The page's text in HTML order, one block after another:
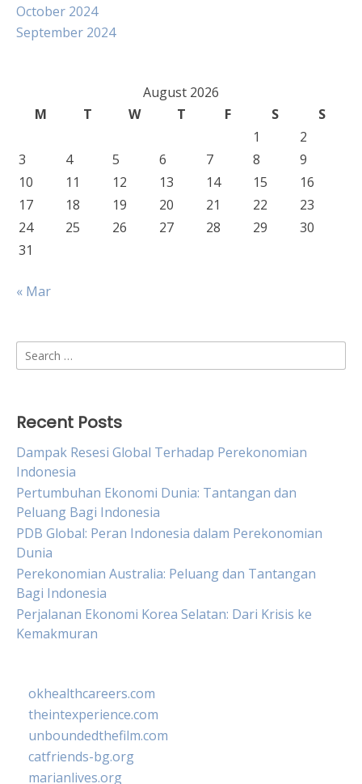
October 2024
September 2024
August 2026
M
T W T F S
S
1
2
3
4 5 6 7 8
9
10
11 12 13 14 15
16
17
18 19 20 21 22
23
24
25 26 27 28 29
30
31
« Mar
Search
for:
Recent Posts
Dampak Resesi Global Terhadap Perekonomian
Indonesia
Pertumbuhan Ekonomi Dunia: Tantangan dan
Peluang Bagi Indonesia
PDB Global: Peran Indonesia dalam Perekonomian
Dunia
Perekonomian Australia: Peluang dan Tantangan
Bagi Indonesia
Perjalanan Ekonomi Korea Selatan: Dari Krisis ke
Kemakmuran
okhealthcareers.com
theintexperience.com
unboundedthefilm.com
catfriends-bg.org
marianlives.org